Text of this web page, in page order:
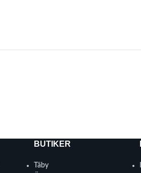
BUTIKER
Täby